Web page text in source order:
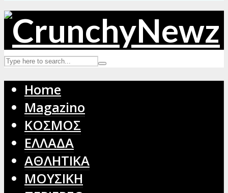
Home
Magazino
ΚΟΣΜΟΣ
ΕΛΛΑΔΑ
ΑΘΛΗΤΙΚΑ
ΜΟΥΣΙΚΗ